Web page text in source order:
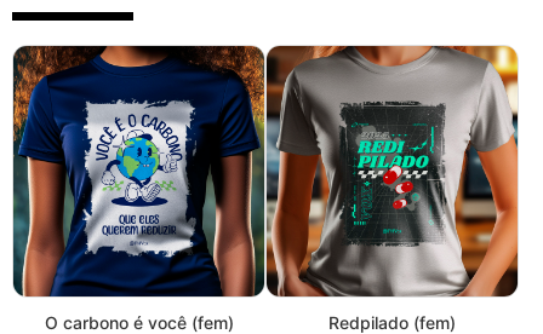
O carbono é você (fem)
Redpilado (fem)